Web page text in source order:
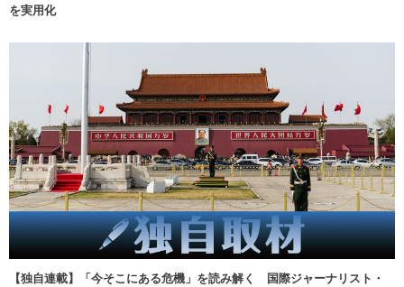
を実用化
【独自連載】「今そこにある危機」を読み解く 国際ジャーナリスト・